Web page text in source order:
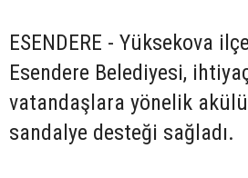
ESENDERE - Yüksekova
Esendere Belediyesi,
vatandaşlara yönelik
sandalye desteği sağladı.